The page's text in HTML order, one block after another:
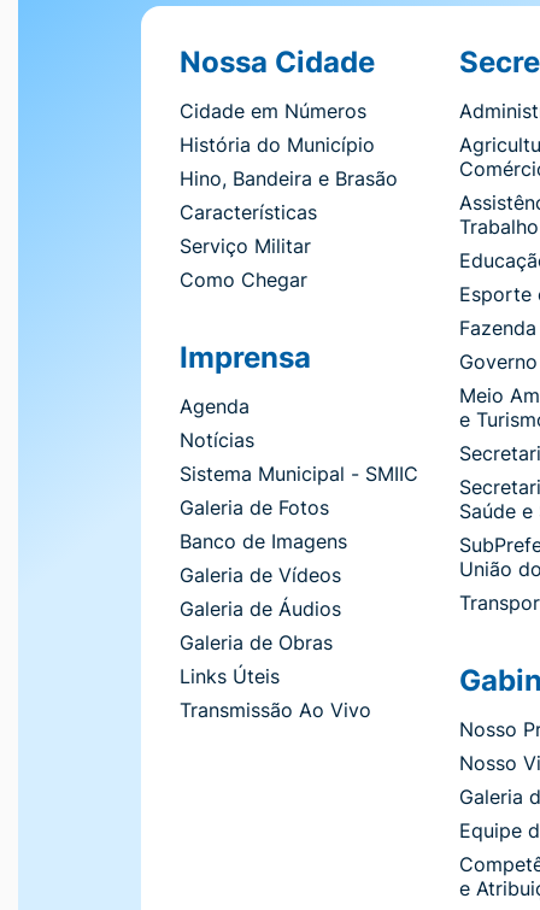
Nossa Cidade
Cidade em Números
História do Município
Hino, Bandeira e Brasão
Características
Serviço Militar
Como Chegar
Imprensa
Agenda
Notícias
Sistema Municipal - SMIIC
Galeria de Fotos
Banco de Imagens
Galeria de Vídeos
Galeria de Áudios
Galeria de Obras
Links Úteis
Transmissão Ao Vivo
Esporte
Governo
Meio
e
Saúde e
União
Nosso
Nosso
Galeria
Equipe
e